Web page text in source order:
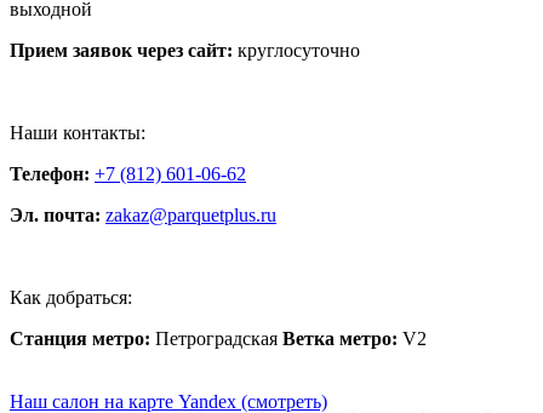
выходной
Прием заявок через сайт: круглосуточно
Наши контакты:
Телефон: +7 (812) 601-06-62
Эл. почта: zakaz@parquetplus.ru
Как добраться:
Станция метро: Петроградская Ветка метро: V2
Наш салон на карте Yandex (смотреть)